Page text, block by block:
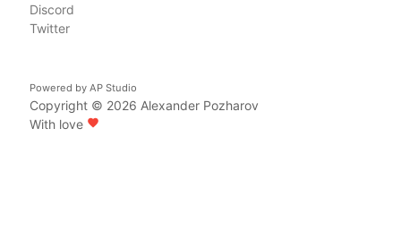
Discord
Twitter
Powered by AP Studio
Copyright © 2026 Alexander Pozharov
With love favorite